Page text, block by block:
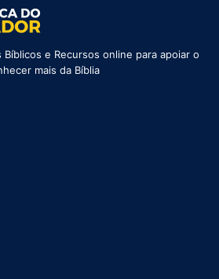
Bíblicos e Recursos online para apoiar o
mais da Bíblia